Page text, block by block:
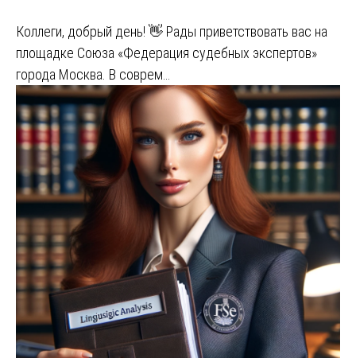
Коллеги, добрый день! 👋 Рады приветствовать вас на
площадке Союза «Федерация судебных экспертов»
города Москва. В соврем…